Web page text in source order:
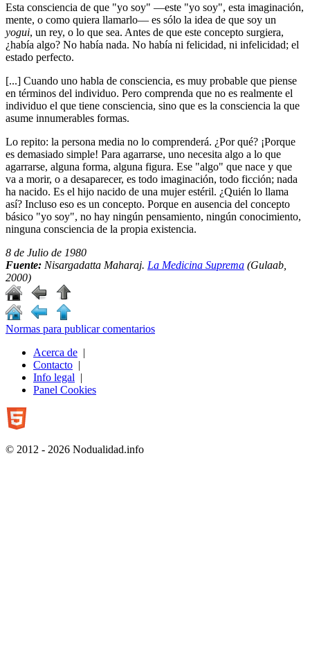
Esta consciencia de que "yo soy" ―este "yo soy", esta imaginación,
mente, o como quiera llamarlo― es sólo la idea de que soy un
yogui, un rey, o lo que sea. Antes de que este concepto surgiera,
¿había algo? No había nada. No había ni felicidad, ni infelicidad; el
estado perfecto.
[...] Cuando uno habla de consciencia, es muy probable que piense
en términos del individuo. Pero comprenda que no es realmente el
individuo el que tiene consciencia, sino que es la consciencia la que
asume innumerables formas.
Lo repito: la persona media no lo comprenderá. ¿Por qué? ¡Porque
es demasiado simple! Para agarrarse, uno necesita algo a lo que
agarrarse, alguna forma, alguna figura. Ese "algo" que nace y que
va a morir, o a desaparecer, es todo imaginación, todo ficción; nada
ha nacido. Es el hijo nacido de una mujer estéril. ¿Quién lo llama
así? Incluso eso es un concepto. Porque en ausencia del concepto
básico "yo soy", no hay ningún pensamiento, ningún conocimiento,
ninguna consciencia de la propia existencia.
8 de Julio de 1980
Fuente: Nisargadatta Maharaj. La Medicina Suprema (Gulaab,
2000)
Normas para publicar comentarios
Acerca de |
Contacto |
Info legal |
Panel Cookies
© 2012 - 2026 Nodualidad.info